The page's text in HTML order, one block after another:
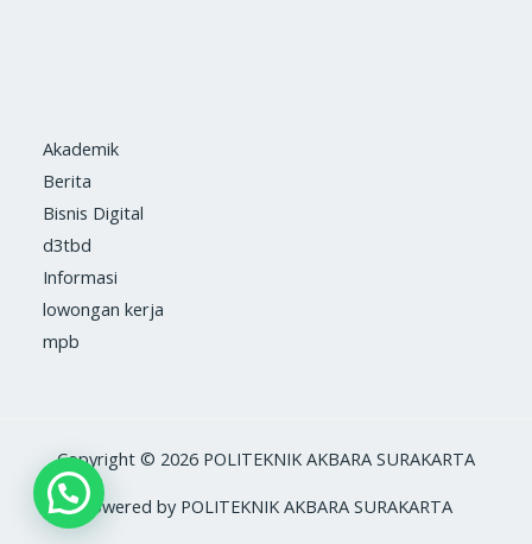
Akademik
Berita
Bisnis Digital
d3tbd
Informasi
lowongan kerja
mpb
Copyright © 2026 POLITEKNIK AKBARA SURAKARTA
Powered by POLITEKNIK AKBARA SURAKARTA